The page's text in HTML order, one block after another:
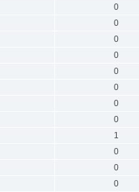
0
0
0
0
0
0
0
0
1
0
0
0